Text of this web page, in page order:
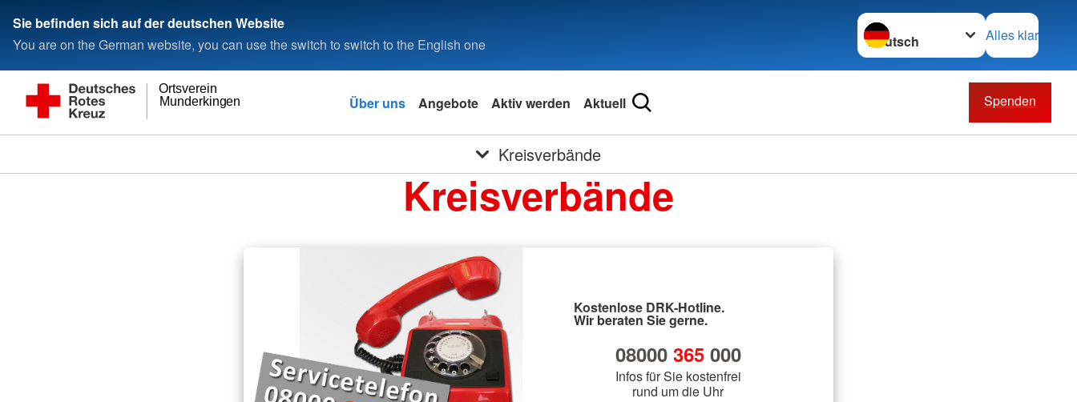
Sie befinden sich auf der deutschen Website
You are on the German website, you can use the switch to switch to the English one
Sprache wechseln zu
Alles klar
Munderkingen
Ortsverein
Über uns Angebote Aktiv werden Aktuell Spenden
Kreisverbände
Kreisverbände
Kostenlose DRK-Hotline.
Wir beraten Sie gerne.
08000 365000
Infos für Sie kostenfrei
rund um die Uhr